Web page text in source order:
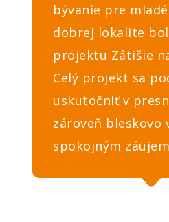
bývanie pre
dobrej lokalite
projektu Zátišie
Celý projekt sa
uskutočniť v
zároveň bleskovo
spokojným